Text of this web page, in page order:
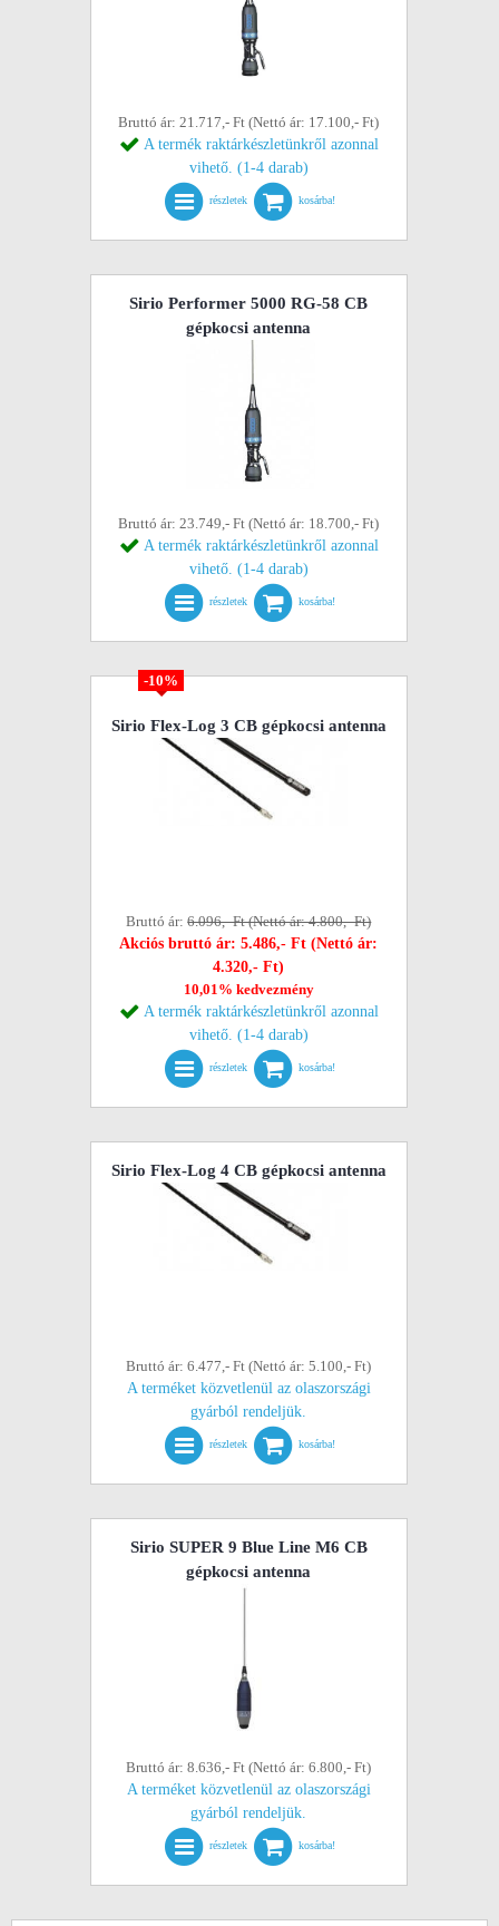
Bruttó ár: 21.717,- Ft (Nettó ár: 17.100,- Ft)
A termék raktárkészletünkről azonnal
vihető. (1-4 darab)
részletek kosárba!
Sirio Performer 5000 RG-58 CB
gépkocsi antenna
Bruttó ár: 23.749,- Ft (Nettó ár: 18.700,- Ft)
A termék raktárkészletünkről azonnal
vihető. (1-4 darab)
részletek kosárba!
-10%
Sirio Flex-Log 3 CB gépkocsi antenna
Bruttó ár:6.096,- Ft (Nettó ár: 4.800,- Ft)
Akciós bruttó ár: 5.486,- Ft (Nettó ár:
4.320,- Ft)
10,01% kedvezmény
A termék raktárkészletünkről azonnal
vihető. (1-4 darab)
részletek kosárba!
Sirio Flex-Log 4 CB gépkocsi antenna
Bruttó ár: 6.477,- Ft (Nettó ár: 5.100,- Ft)
A terméket közvetlenül az olaszországi
gyárból rendeljük.
részletek kosárba!
Sirio SUPER 9 Blue Line M6 CB
gépkocsi antenna
Bruttó ár: 8.636,- Ft (Nettó ár: 6.800,- Ft)
A terméket közvetlenül az olaszországi
gyárból rendeljük.
részletek kosárba!